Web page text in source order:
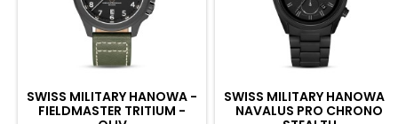
SWISS MILITARY HANOWA -
FIELDMASTER TRITIUM -
SWISS MILITARY HANOWA -
NAVALUS PRO CHRONO